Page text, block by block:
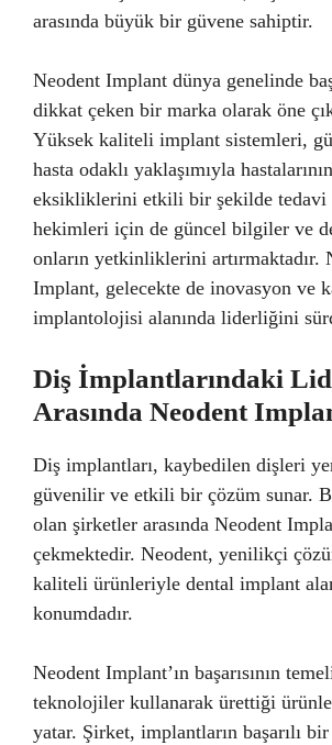
arasında büyük bir güvene sahiptir.
Neodent Implant dünya genelinde
dikkat çeken bir marka olarak öne
Yüksek kaliteli implant sistemleri,
hasta odaklı yaklaşımıyla
eksikliklerini etkili bir şekilde tedavi
hekimleri için de güncel bilgiler ve
onların yetkinliklerini artırmaktadır.
Implant, gelecekte de inovasyon ve
implantolojisi alanında liderliğini
Diş İmplantlarındaki
Arasında Neodent
Diş implantları, kaybedilen dişleri
güvenilir ve etkili bir çözüm sunar.
olan şirketler arasında Neodent
çekmektedir. Neodent, yenilikçi
kaliteli ürünleriyle dental implant
konumdadır.
Neodent Implant’ın başarısının
teknolojiler kullanarak ürettiği
yatar. Şirket, implantların başarılı